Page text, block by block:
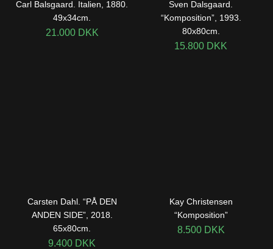
Carl Balsgaard. Italien, 1880.
49x34cm.
21.000 DKK
Sven Dalsgaard.
“Komposition”, 1993.
80x80cm.
15.800 DKK
Carsten Dahl. “PÅ DEN
ANDEN SIDE”, 2018.
65x80cm.
9.400 DKK
Kay Christensen
“Komposition”
8.500 DKK